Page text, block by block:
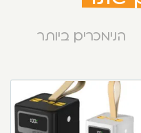
הנימכרים ביותר